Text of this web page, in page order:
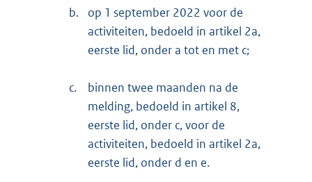
b.
op 1 september 2022 voor de
activiteiten, bedoeld in artikel 2a,
eerste lid, onder a tot en met c;
c.
binnen twee maanden na de
melding, bedoeld in artikel 8,
eerste lid, onder c, voor de
activiteiten, bedoeld in artikel 2a,
eerste lid, onder d en e.